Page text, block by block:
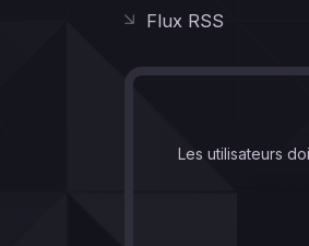
Flux RSS
Les utilisateurs